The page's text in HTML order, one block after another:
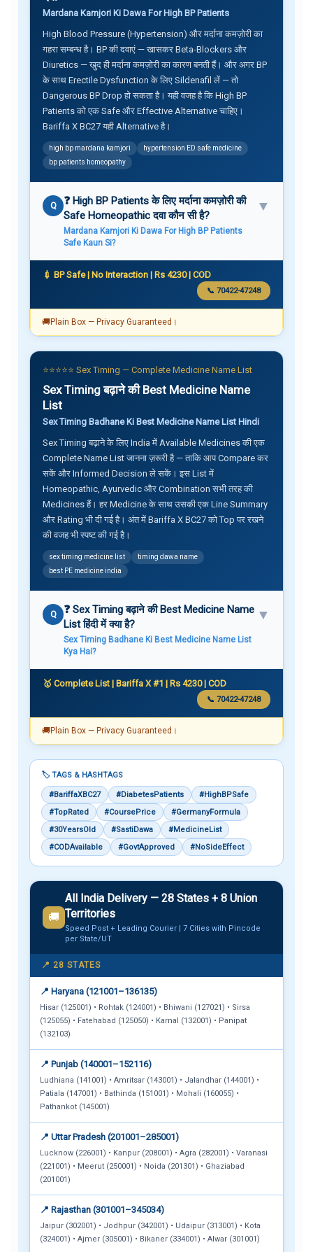
Mardana Kamjori Ki Dawa For High BP Patients
High Blood Pressure (Hypertension) और मर्दाना कमज़ोरी का
गहरा सम्बन्ध है। BP की दवाएं — खासकर Beta-Blockers और
Diuretics — खुद ही मर्दाना कमज़ोरी का कारण बनती हैं। और अगर BP
के साथ Erectile Dysfunction के लिए Sildenafil लें — तो
Dangerous BP Drop हो सकता है। यही वजह है कि High BP
Patients को एक Safe और Effective Alternative चाहिए।
Bariffa X BC27 यही Alternative है।
high bp mardana kamjori
hypertension ED safe medicine
bp patients homeopathy
Q
❓ High BP Patients के लिए मर्दाना कमज़ोरी की
Safe Homeopathic दवा कौन सी है?
Mardana Kamjori Ki Dawa For High BP Patients
Safe Kaun Si?
▼
💉 BP Safe | No Interaction | Rs 4230 | COD
📞 70422-47248
🚚Plain Box — Privacy Guaranteed।
⭐⭐⭐⭐⭐ Sex Timing — Complete Medicine Name List
Sex Timing बढ़ाने की Best Medicine Name
List
Sex Timing Badhane Ki Best Medicine Name List Hindi
Sex Timing बढ़ाने के लिए India में Available Medicines की एक
Complete Name List जानना ज़रूरी है — ताकि आप Compare कर
सकें और Informed Decision ले सकें। इस List में
Homeopathic, Ayurvedic और Combination सभी तरह की
Medicines हैं। हर Medicine के साथ उसकी एक Line Summary
और Rating भी दी गई है। अंत में Bariffa X BC27 को Top पर रखने
की वजह भी स्पष्ट की गई है।
sex timing medicine list
timing dawa name
best PE medicine india
Q
❓ Sex Timing बढ़ाने की Best Medicine Name
List हिंदी में क्या है?
Sex Timing Badhane Ki Best Medicine Name List
Kya Hai?
▼
🥇 Complete List | Bariffa X #1 | Rs 4230 | COD
📞 70422-47248
🚚Plain Box — Privacy Guaranteed।
🏷️ TAGS & HASHTAGS
#BariffaXBC27 #DiabetesPatients
#HighBPSafe
#TopRated
#CoursePrice
#GermanyFormula
#30YearsOld
#SastiDawa
#MedicineList
#CODAvailable
#GovtApproved #NoSideEffect
🚚
All India Delivery — 28 States + 8 Union
Territories
Speed Post + Leading Courier | 7 Cities with Pincode
per State/UT
📍 28 STATES
📍 Haryana (121001–136135)
Hisar (125001) • Rohtak (124001) • Bhiwani (127021) • Sirsa
(125055) • Fatehabad (125050) • Karnal (132001) • Panipat
(132103)
📍 Punjab (140001–152116)
Ludhiana (141001) • Amritsar (143001) • Jalandhar (144001) •
Patiala (147001) • Bathinda (151001) • Mohali (160055) •
Pathankot (145001)
📍 Uttar Pradesh (201001–285001)
Lucknow (226001) • Kanpur (208001) • Agra (282001) • Varanasi
(221001) • Meerut (250001) • Noida (201301) • Ghaziabad
(201001)
📍 Rajasthan (301001–345034)
Jaipur (302001) • Jodhpur (342001) • Udaipur (313001) • Kota
(324001) • Ajmer (305001) • Bikaner (334001) • Alwar (301001)